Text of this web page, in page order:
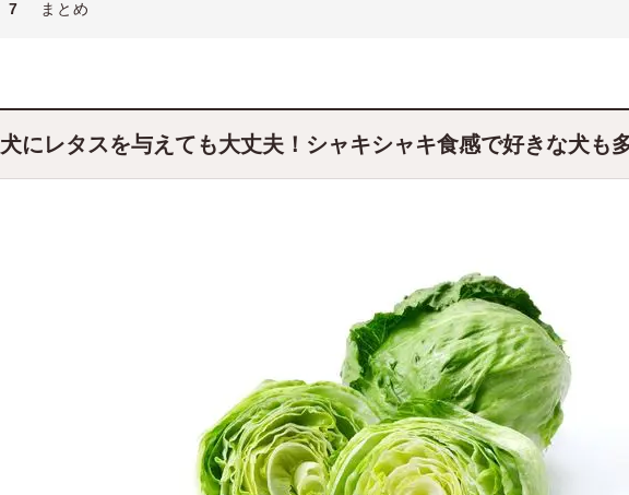
7
まとめ
犬にレタスを与えても大丈夫！シャキシャキ食感で好きな犬も